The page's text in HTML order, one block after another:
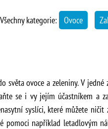
Všechny kategorie: Ovoce
světa ovoce a zeleniny. V
se i vy jejím účastníkem a
syslíci, které můžete ničit
pomoci například letadlovým